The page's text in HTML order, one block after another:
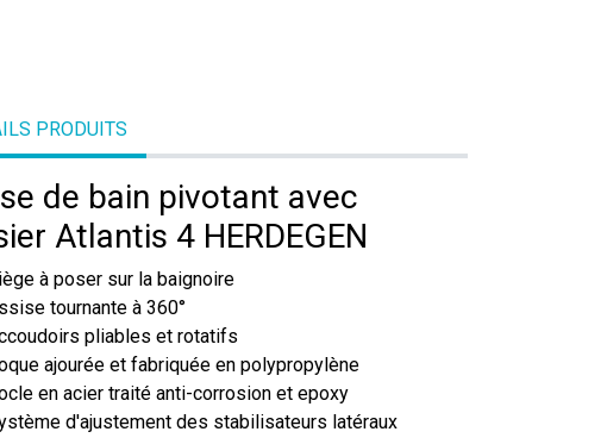
PRODUITS
de bain pivotant avec
Atlantis 4 HERDEGEN
à poser sur la baignoire
tournante à 360°
pliables et rotatifs
ajourée et fabriquée en polypropylène
en acier traité anti-corrosion et epoxy
d'ajustement des stabilisateurs latéraux